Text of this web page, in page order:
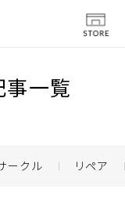
一覧
ークル リペア